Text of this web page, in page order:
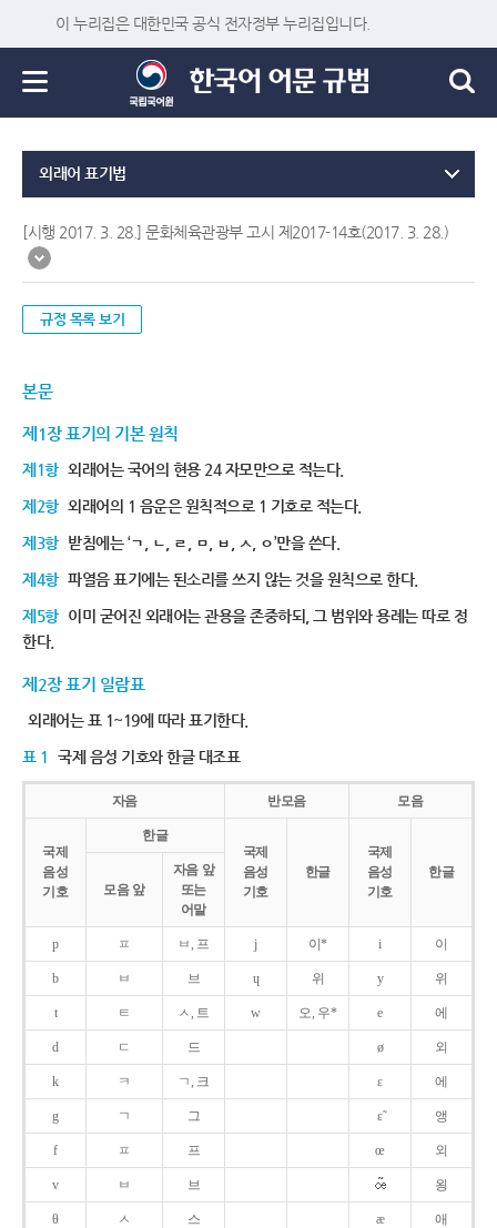
이 누리집은 대한민국 공식 전자정부 누리집입니다.
외래어 표기법
[시행 2017. 3. 28.] 문화체육관광부 고시 제2017-14호(2017. 3. 28.)
규정 목록 보기
본문
제1장 표기의 기본 원칙
제1항 외래어는 국어의 현용 24 자모만으로 적는다.
제2항 외래어의 1 음운은 원칙적으로 1 기호로 적는다.
제3항 받침에는 ‘ㄱ, ㄴ, ㄹ, ㅁ, ㅂ, ㅅ, ㅇ’만을 쓴다.
제4항 파열음 표기에는 된소리를 쓰지 않는 것을 원칙으로 한다.
제5항 이미 굳어진 외래어는 관용을 존중하되, 그 범위와 용례는 따로 정
한다.
제2장 표기 일람표
외래어는 표 1~19에 따라 표기한다.
표 1 국제 음성 기호와 한글 대조표
자음 반모음 모음
국제
음성
기호
한글
국제
음성
기호
한글
국제
음성
기호
한글
모음 앞
자음 앞
또는
어말
p ㅍ ㅂ, 프 j 이* i 이
b ㅂ 브 ɥ 위 y 위
t ㅌ ㅅ, 트 w 오, 우* e 에
d ㄷ 드 ø 외
k ㅋ ㄱ, 크 ɛ 에
g ㄱ 그 ɛ̃ 앵
f ㅍ 프 œ 외
v ㅂ 브 욍
θ ㅅ 스 æ 애